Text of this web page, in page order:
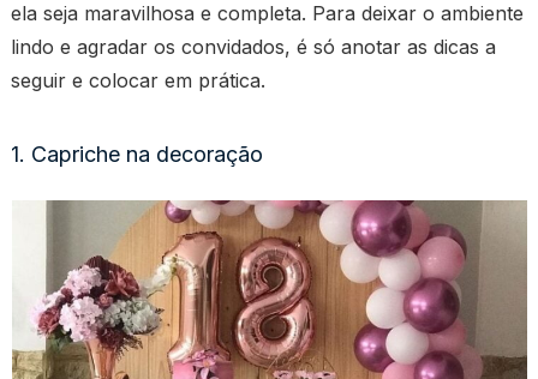
ela seja maravilhosa e completa. Para deixar o ambiente
lindo e agradar os convidados, é só anotar as dicas a
seguir e colocar em prática.
1. Capriche na decoração